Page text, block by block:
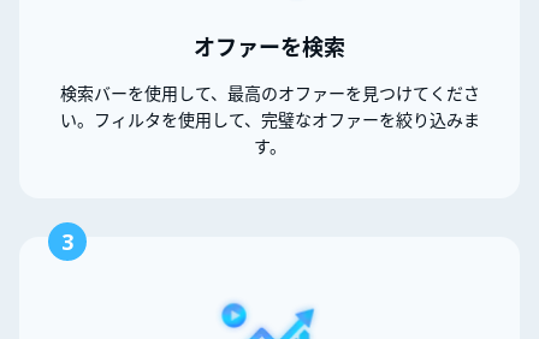
オファーを検索
検索バーを使用して、最高のオファーを見つけてくださ
い。フィルタを使用して、完璧なオファーを絞り込みま
す。
3